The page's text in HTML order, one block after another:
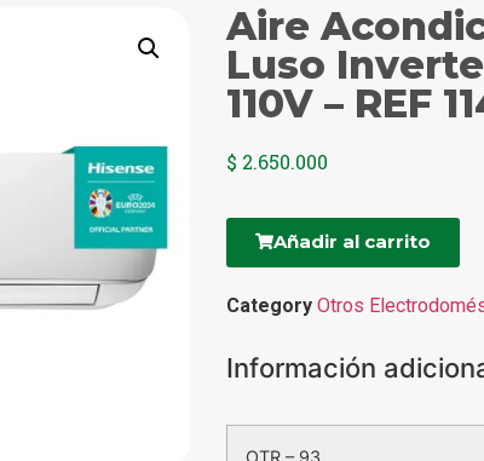
Aire
Luso
110V – REF
$ 2.650.000
Añadir al carrito
Category Otros
Información